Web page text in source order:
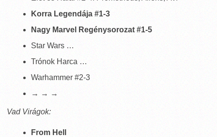
Korra Legendája #1-3
Nagy Marvel Regénysorozat #1-5
Star Wars …
Trónok Harca …
Warhammer #2-3
→ → →
Vad Virágok:
From Hell